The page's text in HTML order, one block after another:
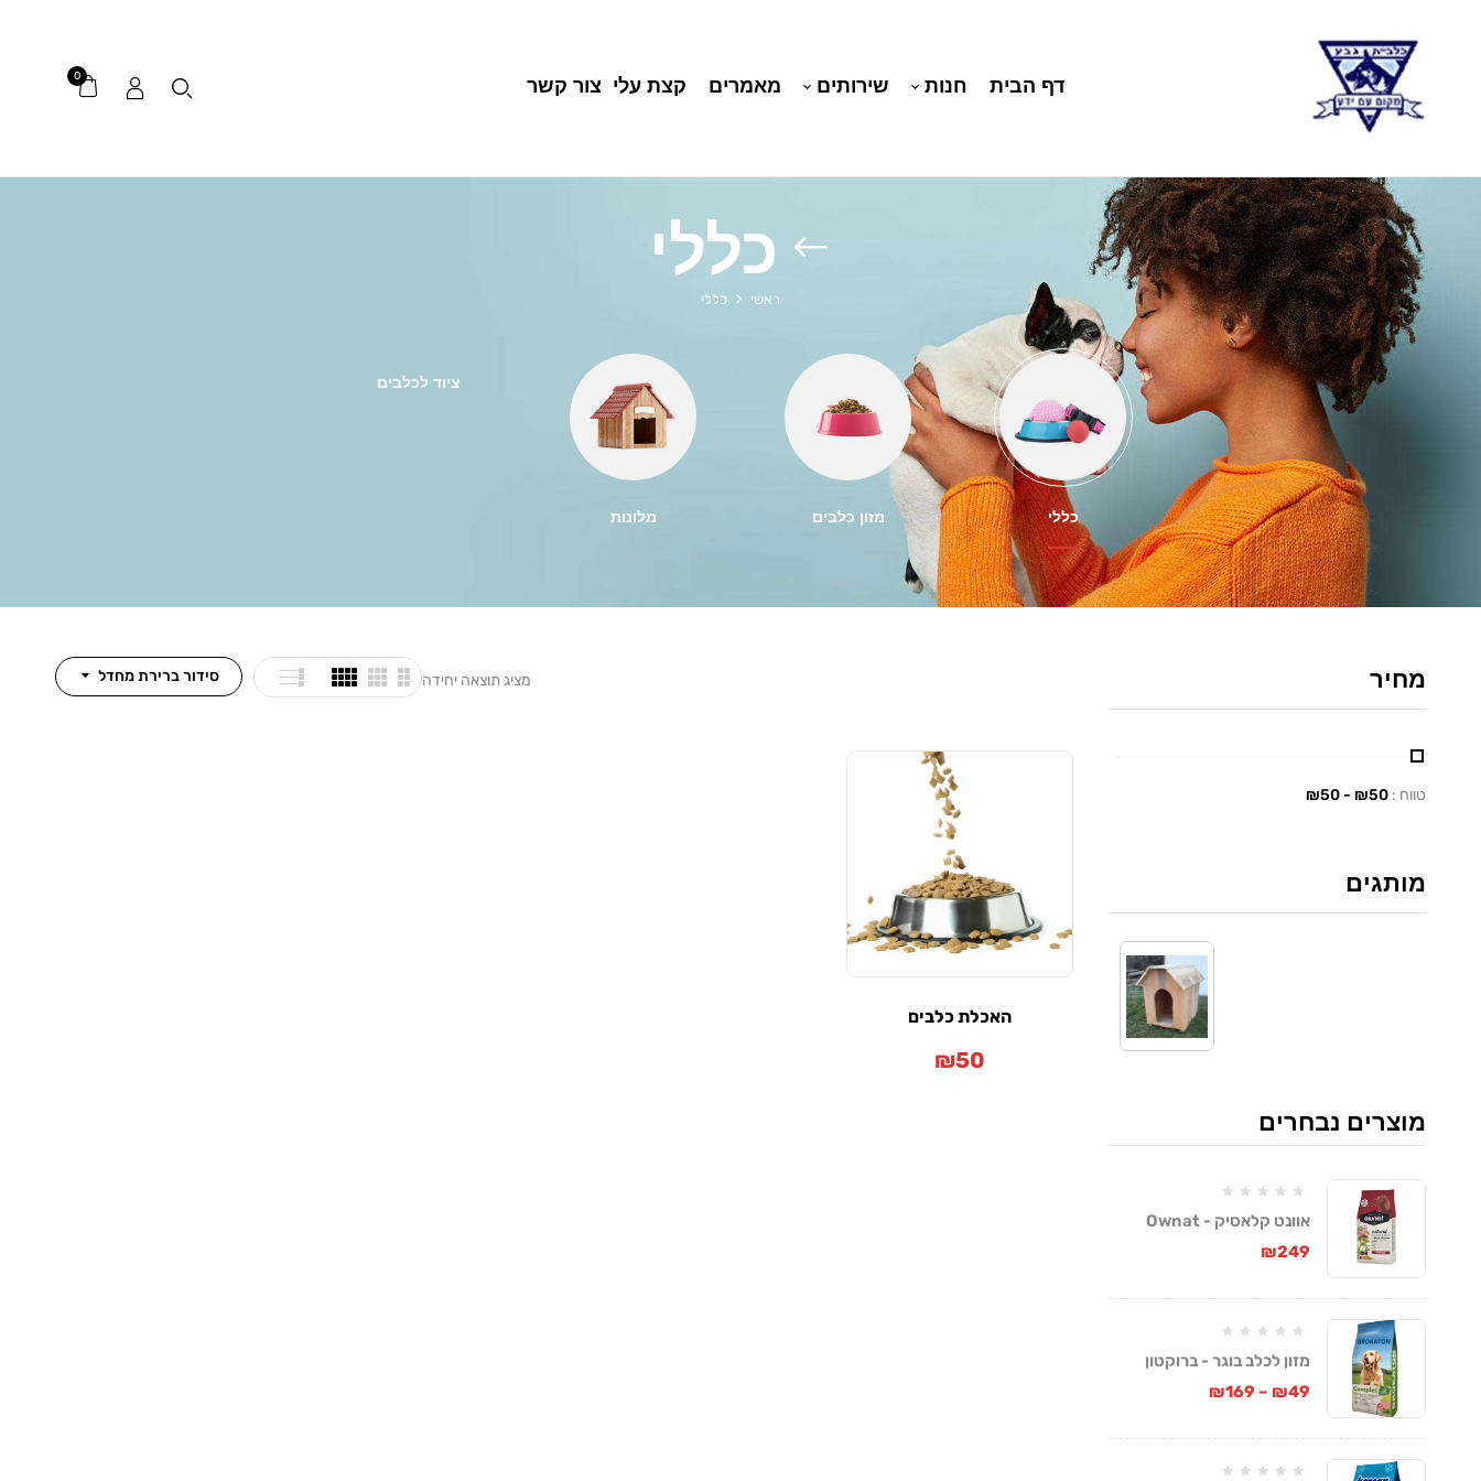
דף הבית חנות שירותים מאמרים קצת עלי צור קשר 0
כללי
ראשי כללי
כללי מזון כלבים מלונות
ציוד לכלבים
מחיר
טווח : 50
- ₪
50
מותגים
מוצרים נבחרים
אוונט קלאסיק - Ownat
Classic
₪249
מזון לכלב בוגר - ברוקטון
קומפלט
₪49
–
₪169
סידור ברירת מחדל מציג תוצאה יחידה
האכלת כלבים
₪50